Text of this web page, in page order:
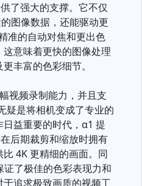
了强大的支撑。它不仅
图像数据，还能驱动更
准的自动对焦和更出色
意味着更快的图像处理
丰富的色彩细节。
视频录制能力，并且支
疑是将相机变成了专业的
益重要的时代，α1 提
后期裁剪和缩放时拥有
4K 更精细的画面。同
了极佳的色彩表现力和
追求极致画质的视频工